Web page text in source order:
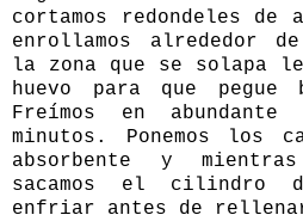
cortamos redondeles de
enrollamos alrededor
la zona que se solapa
huevo para que pegue
Freímos en
minutos. Ponemos los
absorbente y
sacamos el cilindro
enfriar antes de